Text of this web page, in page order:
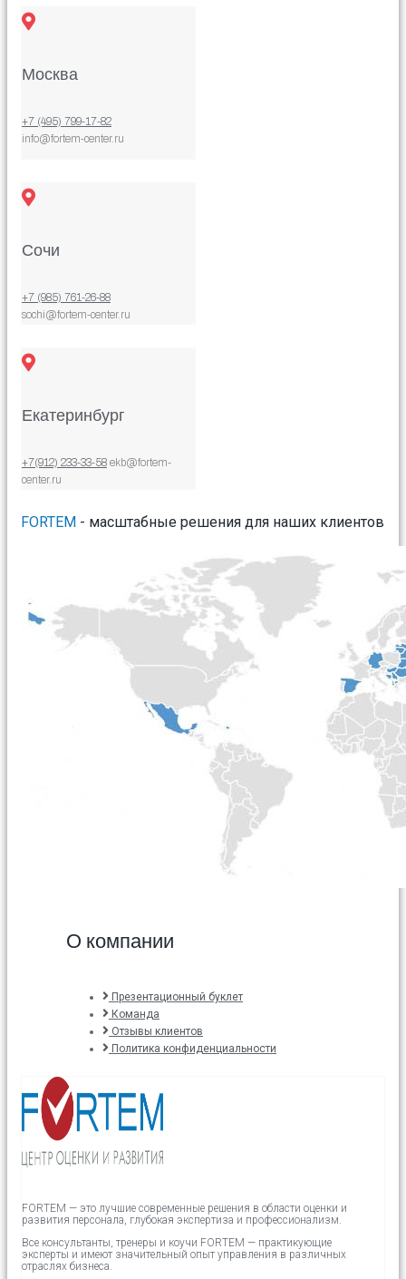
Москва
+7 (495) 799-17-82
info@fortem-center.ru
Сочи
+7 (985) 761-26-88
sochi@fortem-center.ru
Екатеринбург
+7(912) 233-33-58 ekb@fortem-
center.ru
FORTEM - масштабные решения для наших клиентов
О компании
Презентационный буклет
Команда
Отзывы клиентов
Политика конфиденциальности
FORTEM — это лучшие современные решения в области оценки и
развития персонала, глубокая экспертиза и профессионализм.
Все консультанты, тренеры и коучи FORTEM — практикующие
эксперты и имеют значительный опыт управления в различных
отраслях бизнеса.